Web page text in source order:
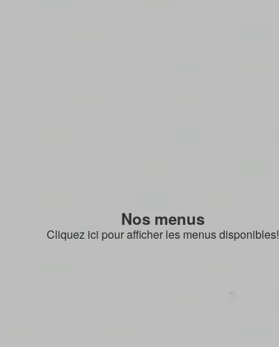
Nos menus
Cliquez ici pour afficher les menus disponibles!